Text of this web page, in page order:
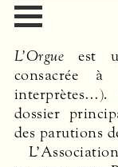
L’Orgue est
consacrée à
dossier
des parutions